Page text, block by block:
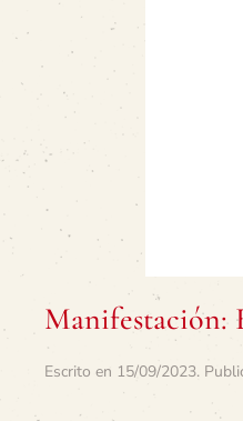
Manifestación:
Escrito en 15/09/2023.